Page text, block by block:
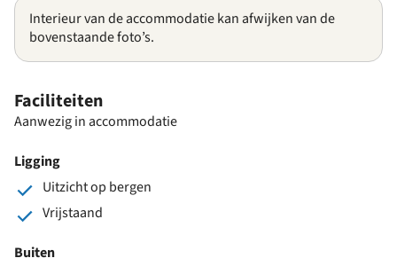
Interieur van de accommodatie kan afwijken van de
bovenstaande foto’s.
Faciliteiten
Aanwezig in accommodatie
Ligging
Uitzicht op bergen
Vrijstaand
Buiten